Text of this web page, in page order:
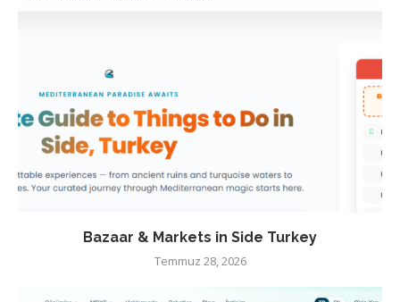
Bazaar & Markets in Side Turkey
Temmuz 28, 2026